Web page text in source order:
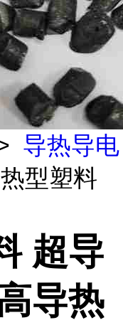
导热导电
型塑料
超导
导热